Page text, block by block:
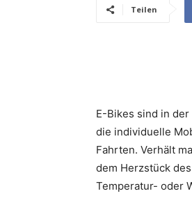
Teilen
E-Bikes sind in
die individuelle
Fahrten. Verhält
dem Herzstück
Temperatur- oder